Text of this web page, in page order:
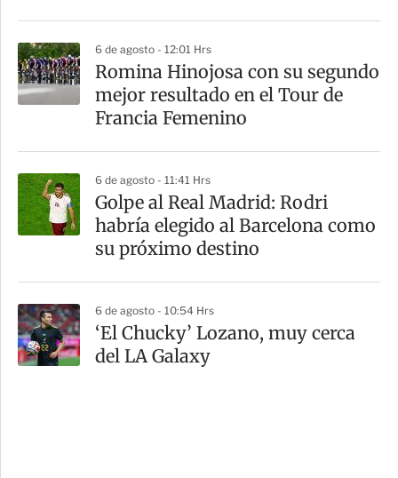
6 de agosto - 12:01 Hrs
Romina Hinojosa con su segundo
mejor resultado en el Tour de
Francia Femenino
6 de agosto - 11:41 Hrs
Golpe al Real Madrid: Rodri
habría elegido al Barcelona como
su próximo destino
6 de agosto - 10:54 Hrs
‘El Chucky’ Lozano, muy cerca
del LA Galaxy